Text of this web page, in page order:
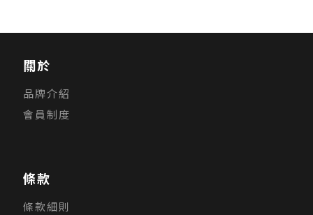
關於
品牌介紹
會員制度
條款
條款細則